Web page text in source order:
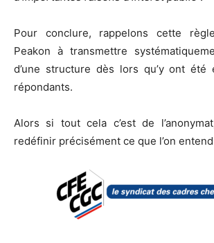
Pour conclure, rappelons cette
Peakon à transmettre
d’une structure dès lors qu’y ont été
répondants.
Alors si tout cela c’est de
redéfinir précisément ce que l’on